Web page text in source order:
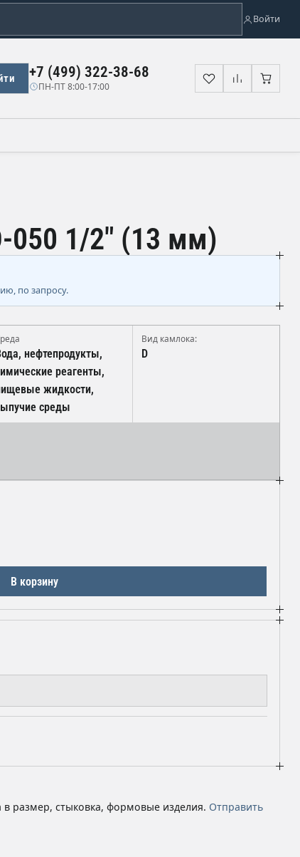
Войти
+7 (499) 322-38-68
ПН-ПТ 8:00-17:00 Избранное
1/2" (13 мм)
по запросу.
нефтепродукты,
реагенты,
жидкости,
среды
Вид камлока:
D
В корзину
размер, стыковка, формовые изделия. Отправить